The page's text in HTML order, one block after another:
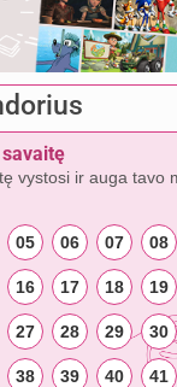
vystosi ir auga tavo
05 06 07 08
16 17 18 19
27 28 29 30
38 39 40 41